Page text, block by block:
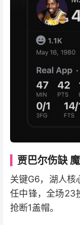
贾巴尔伤缺
关键G6，湖人核
任中锋，全场23
抢断1盖帽。